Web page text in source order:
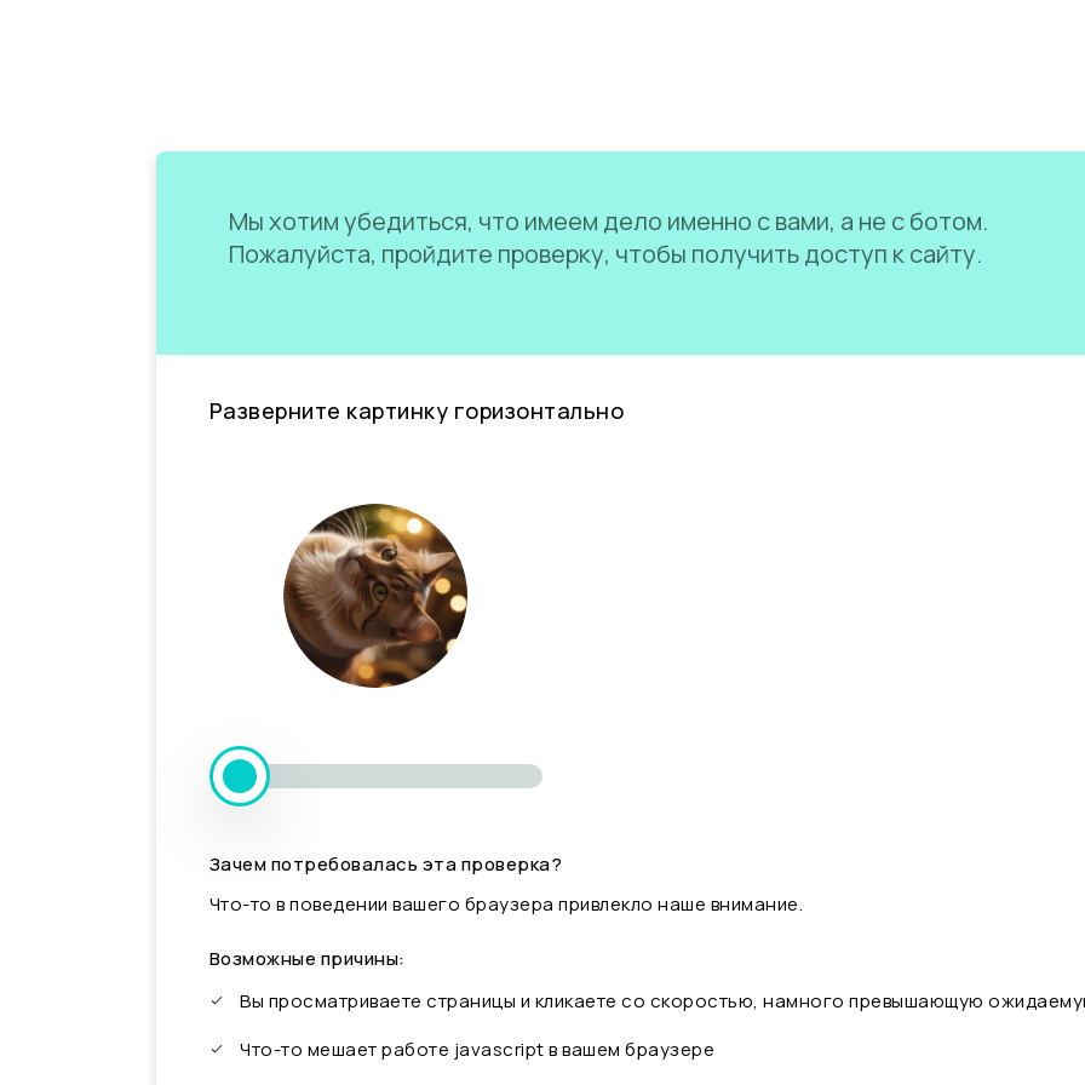
Мы хотим убедиться, что имеем дело именно с вами, а не с ботом.
Пожалуйста, пройдите проверку, чтобы получить доступ к сайту.
Разверните картинку горизонтально
Зачем потребовалась эта проверка?
Что-то в поведении вашего браузера привлекло наше внимание.
Возможные причины:
Вы просматриваете страницы и кликаете со скоростью, намного превышающую
Что-то мешает работе javascript в вашем браузере